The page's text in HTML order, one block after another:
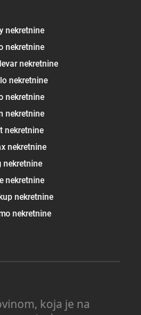
koja je na
nekretnine
nekretnine
nekretnine
nekretnine
nekretnine
nekretnine
nekretnine
nekretnine
nekretnine
nekretnine
nekretnine
nekretnine